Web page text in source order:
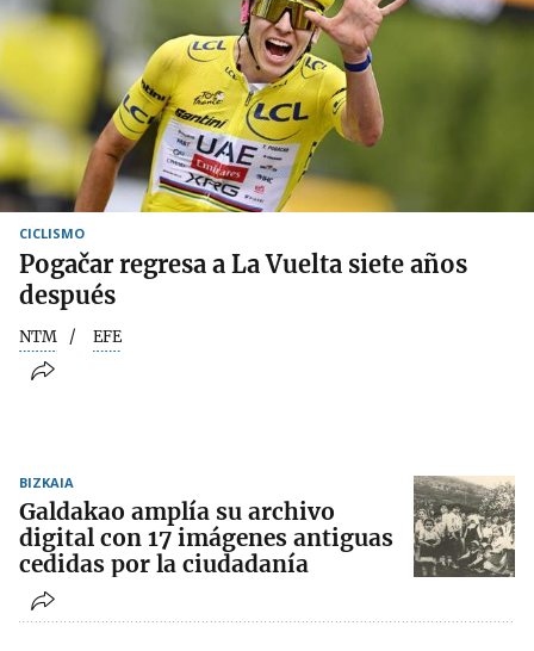
CICLISMO
Pogačar regresa a La Vuelta siete años
después
NTM EFE
BIZKAIA
Galdakao amplía su archivo
digital con 17 imágenes antiguas
cedidas por la ciudadanía